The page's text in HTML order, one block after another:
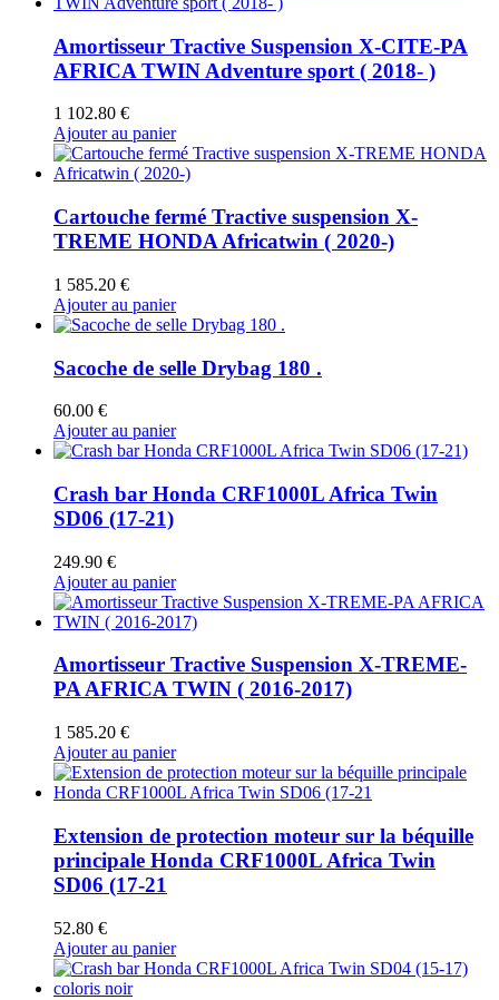
Amortisseur Tractive Suspension X-CITE-PA
AFRICA TWIN Adventure sport ( 2018- )
1 102.80 €
Ajouter au panier
Cartouche fermé Tractive suspension X-
TREME HONDA Africatwin ( 2020-)
1 585.20 €
Ajouter au panier
Sacoche de selle Drybag 180 .
60.00 €
Ajouter au panier
Crash bar Honda CRF1000L Africa Twin
SD06 (17-21)
249.90 €
Ajouter au panier
Amortisseur Tractive Suspension X-TREME-
PA AFRICA TWIN ( 2016-2017)
1 585.20 €
Ajouter au panier
Extension de protection moteur sur la béquille
principale Honda CRF1000L Africa Twin
SD06 (17-21
52.80 €
Ajouter au panier